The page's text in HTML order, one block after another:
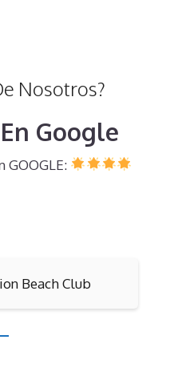
Nosotros?
Google
GOOGLE:
Beach Club